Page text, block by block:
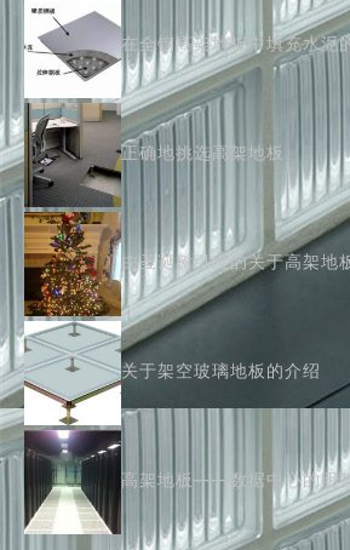
在全钢高架地板中填充水泥
正确地挑选高架地板
由圣诞树引发的关于高架地
关于架空玻璃地板的介绍
高架地板——数据中心的明